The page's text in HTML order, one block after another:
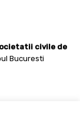
civile de
Bucuresti